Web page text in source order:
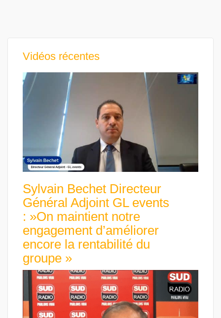
Vidéos récentes
Sylvain Bechet Directeur
Général Adjoint GL events
: »On maintient notre
engagement d’améliorer
encore la rentabilité du
groupe »